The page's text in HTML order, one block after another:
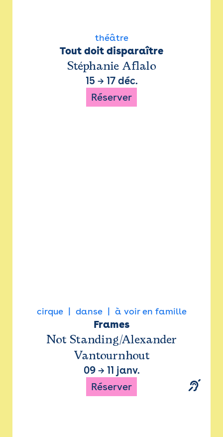
théâtre
Tout doit disparaître
Stéphanie Aflalo
15 → 17 déc.
Réserver
cirque danse à voir en famille
Frames
Not Standing/Alexander
Vantournhout
09→ 11 janv.
Réserver